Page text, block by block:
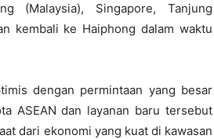
(Malaysia), Singapore, Tanjung
kembali ke Haiphong dalam waktu
dengan permintaan yang besar
ASEAN dan layanan baru tersebut
dari ekonomi yang kuat di kawasan